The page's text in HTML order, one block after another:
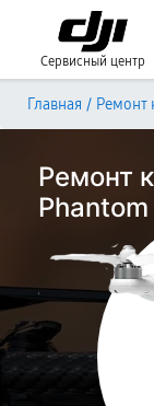
Сервисный центр
Главная / Ремонт
Ремонт